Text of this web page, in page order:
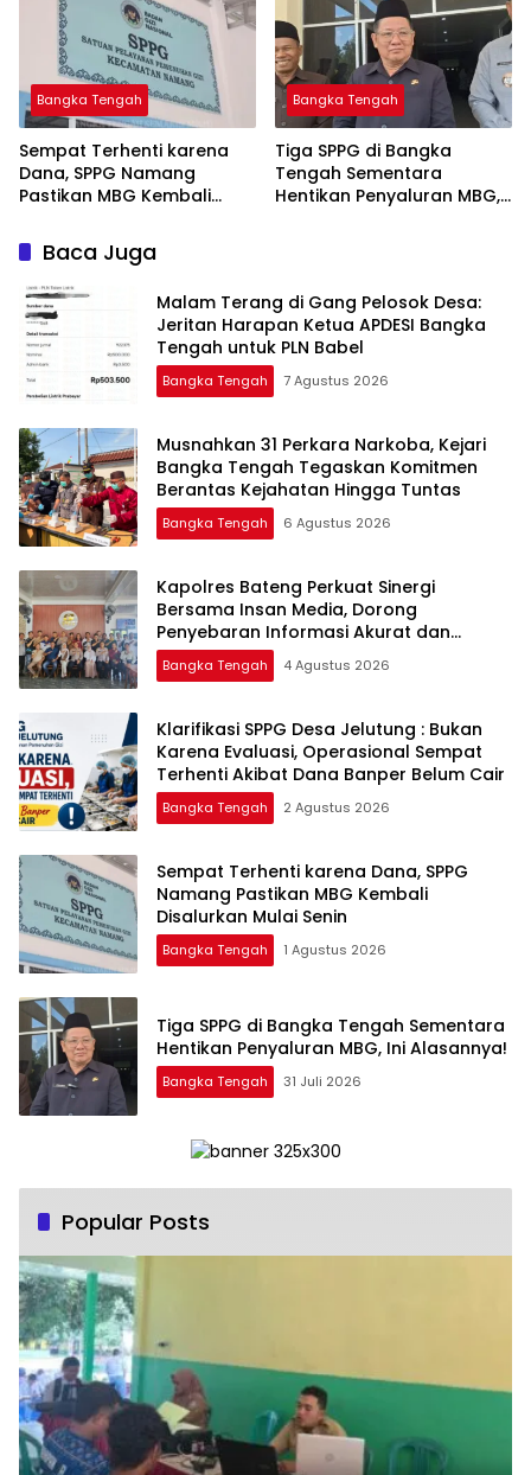
Bangka Tengah
‎Sempat Terhenti karena
Dana, SPPG Namang
Pastikan MBG Kembali
Bangka Tengah
‎Tiga SPPG di Bangka
Tengah Sementara
Hentikan Penyaluran MBG,
Baca Juga
Malam Terang di Gang Pelosok Desa:
Jeritan Harapan Ketua APDESI Bangka
Tengah untuk PLN Babel
Bangka Tengah 7 Agustus 2026
Musnahkan 31 Perkara Narkoba, Kejari
Bangka Tengah Tegaskan Komitmen
Berantas Kejahatan Hingga Tuntas
Bangka Tengah 6 Agustus 2026
‎Kapolres Bateng Perkuat Sinergi
Bersama Insan Media, Dorong
Penyebaran Informasi Akurat dan
Layanan Polri 110
Bangka Tengah 4 Agustus 2026
‎Klarifikasi SPPG Desa Jelutung : Bukan
Karena Evaluasi, Operasional Sempat
Terhenti Akibat Dana Banper Belum Cair
Bangka Tengah 2 Agustus 2026
‎Sempat Terhenti karena Dana, SPPG
Namang Pastikan MBG Kembali
Disalurkan Mulai Senin
Bangka Tengah 1 Agustus 2026
‎Tiga SPPG di Bangka Tengah Sementara
Bangka Tengah 31 Juli 2026
Popular Posts